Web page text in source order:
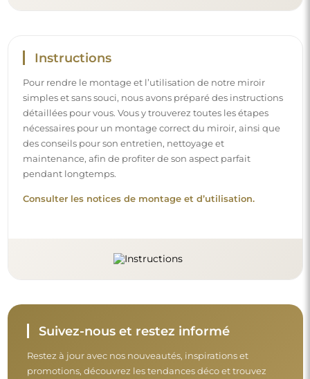
Instructions
Pour rendre le montage et l’utilisation de notre miroir
simples et sans souci, nous avons préparé des instructions
détaillées pour vous. Vous y trouverez toutes les étapes
nécessaires pour un montage correct du miroir, ainsi que
des conseils pour son entretien, nettoyage et
maintenance, afin de profiter de son aspect parfait
pendant longtemps.
Consulter les notices de montage et d’utilisation.
Suivez-nous et restez informé
Restez à jour avec nos nouveautés, inspirations et
promotions, découvrez les tendances déco et trouvez